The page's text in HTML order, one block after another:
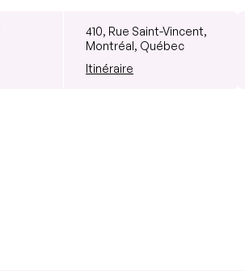
410, Rue Saint-Vincent,
Montréal, Québec
Itinéraire